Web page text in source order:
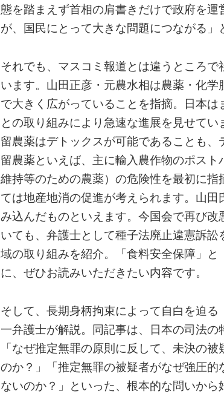
態を踏まえず首相の肩書きだけで政府を運
が、国民にとって大きな問題につながる」
それでも、マスコミ報道とは違うところ
います。山田正彦・元農水相は農薬・化
で大きく広がっていることを指摘。日本
との取り組みにより急速な進展を見せて
留農薬はデトックスが可能であることも
留農薬といえば、主に輸入農作物のポス
維持等のための農薬）の危険性を最初に
ては地産地消の促進が考えられます。山
み込んだものといえます。今国会で再び
いても、弁護士として種子法廃止違憲訴
域の取り組みを紹介。「食料安全保障」
に、ぜひお読みいただきたい内容です。
そして、長期身柄拘束によって自白を迫
一弁護士が解説。同記事は、日本の司法の
「なぜ推定無罪の原則に反して、未決の
のか？」「推定無罪の被疑者がなぜ強圧
ないのか？」といった、根本的な問いか